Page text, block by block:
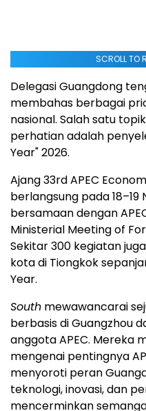
SCROLL TO
Delegasi Guangdong
membahas berbagai
nasional. Salah satu
perhatian adalah
Year" 2026.
Ajang 33rd APEC
berlangsung pada
bersamaan dengan
Ministerial Meeting of
Sekitar 300 kegiatan
kota di Tiongkok
Year.
South mewawancarai
berbasis di Guangzhou
anggota APEC. Mereka
mengenai pentingnya
menyoroti peran
teknologi, inovasi, dan
mencerminkan